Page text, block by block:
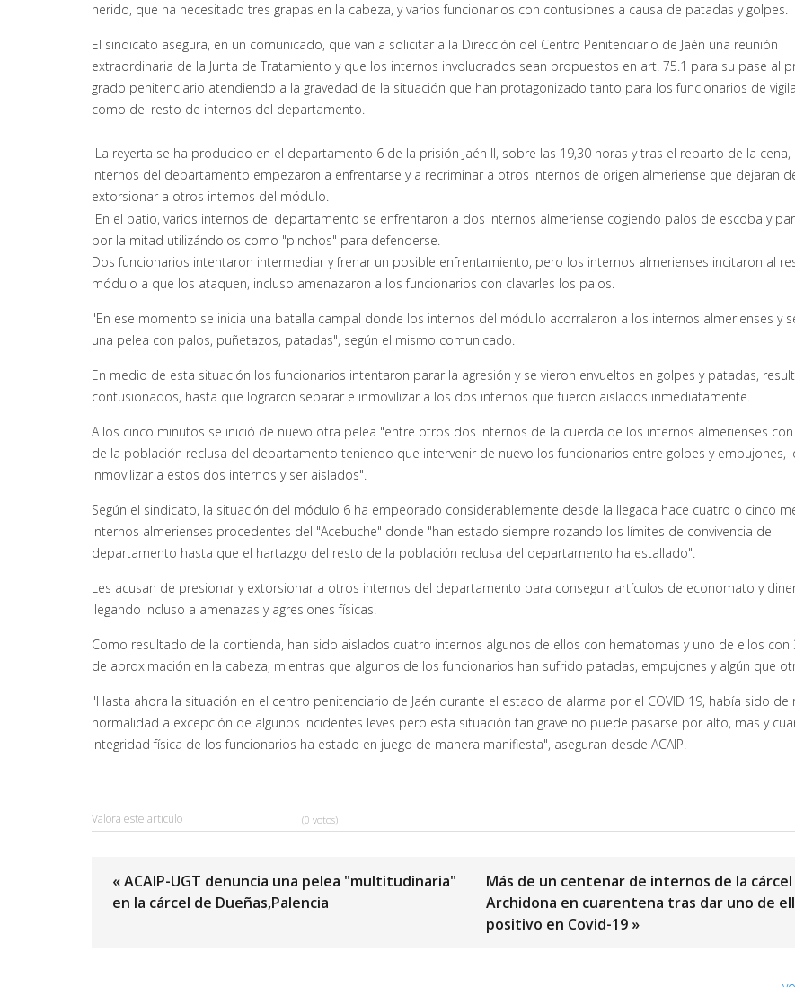
herido, que ha necesitado tres grapas en la cabeza, y varios funcionarios con contusiones a causa de patadas y golpes.
El sindicato asegura, en un comunicado, que van a solicitar a la Dirección del Centro Penitenciario de Jaén una reunión
extraordinaria de la Junta de Tratamiento y que los internos involucrados sean propuestos en art. 75.1 para su pase al
grado penitenciario atendiendo a la gravedad de la situación que han protagonizado tanto para los funcionarios de
como del resto de internos del departamento.
La reyerta se ha producido en el departamento 6 de la prisión Jaén II, sobre las 19,30 horas y tras el reparto de la cena,
internos del departamento empezaron a enfrentarse y a recriminar a otros internos de origen almeriense que dejaran
extorsionar a otros internos del módulo.
En el patio, varios internos del departamento se enfrentaron a dos internos almeriense cogiendo palos de escoba y
por la mitad utilizándolos como "pinchos" para defenderse.
Dos funcionarios intentaron intermediar y frenar un posible enfrentamiento, pero los internos almerienses incitaron al
módulo a que los ataquen, incluso amenazaron a los funcionarios con clavarles los palos.
"En ese momento se inicia una batalla campal donde los internos del módulo acorralaron a los internos almerienses y
una pelea con palos, puñetazos, patadas", según el mismo comunicado.
En medio de esta situación los funcionarios intentaron parar la agresión y se vieron envueltos en golpes y patadas,
contusionados, hasta que lograron separar e inmovilizar a los dos internos que fueron aislados inmediatamente.
A los cinco minutos se inició de nuevo otra pelea "entre otros dos internos de la cuerda de los internos almerienses
de la población reclusa del departamento teniendo que intervenir de nuevo los funcionarios entre golpes y empujones,
inmovilizar a estos dos internos y ser aislados".
Según el sindicato, la situación del módulo 6 ha empeorado considerablemente desde la llegada hace cuatro o cinco
internos almerienses procedentes del "Acebuche" donde "han estado siempre rozando los límites de convivencia del
departamento hasta que el hartazgo del resto de la población reclusa del departamento ha estallado".
Les acusan de presionar y extorsionar a otros internos del departamento para conseguir artículos de economato y
llegando incluso a amenazas y agresiones físicas.
Como resultado de la contienda, han sido aislados cuatro internos algunos de ellos con hematomas y uno de ellos con
de aproximación en la cabeza, mientras que algunos de los funcionarios han sufrido patadas, empujones y algún que
"Hasta ahora la situación en el centro penitenciario de Jaén durante el estado de alarma por el COVID 19, había sido de
normalidad a excepción de algunos incidentes leves pero esta situación tan grave no puede pasarse por alto, mas y
integridad física de los funcionarios ha estado en juego de manera manifiesta", aseguran desde ACAIP.
Valora este artículo (0 votos)
« ACAIP-UGT denuncia una pelea "multitudinaria"
en la cárcel de Dueñas,Palencia
Más de un centenar de internos de la cárcel
Archidona en cuarentena tras dar uno de
positivo en Covid-19 »